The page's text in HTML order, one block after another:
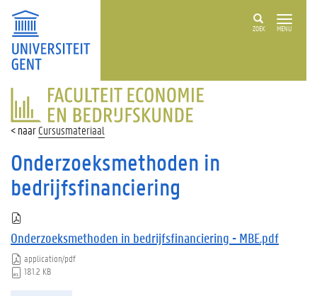
ZOEK MENU
FACULTEIT
ECONOMIE
EN
BEDRIJFSKUNDE
Cursusmateriaal
Onderzoeksmethoden in
bedrijfsfinanciering
Onderzoeksmethoden in bedrijfsfinanciering - MBE.pdf
application/pdf
181.2 KB